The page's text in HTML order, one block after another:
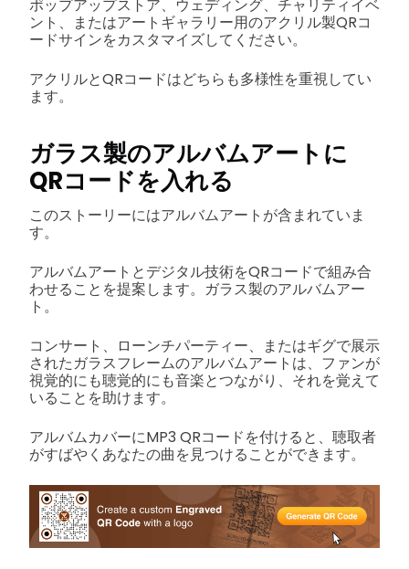
ポップアップストア、ウェディング、チャリティイベ
ント、またはアートギャラリー用のアクリル製QRコ
ードサインをカスタマイズしてください。
アクリルとQRコードはどちらも多様性を重視してい
ます。
ガラス製のアルバムアートに
QRコードを入れる
このストーリーにはアルバムアートが含まれていま
す。
アルバムアートとデジタル技術をQRコードで組み合
わせることを提案します。ガラス製のアルバムアー
ト。
コンサート、ローンチパーティー、またはギグで展示
されたガラスフレームのアルバムアートは、ファンが
視覚的にも聴覚的にも音楽とつながり、それを覚えて
いることを助けます。
アルバムカバーにMP3 QRコードを付けると、聴取者
がすばやくあなたの曲を見つけることができます。